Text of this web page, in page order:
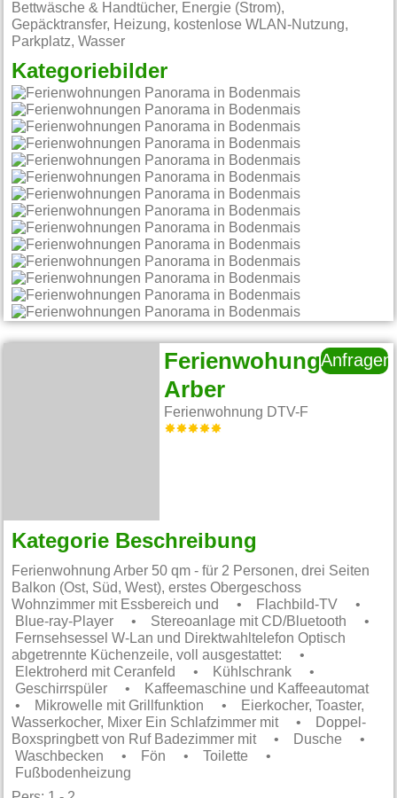
Bettwäsche & Handtücher, Energie (Strom),
Gepäcktransfer, Heizung, kostenlose WLAN-Nutzung,
Parkplatz, Wasser
Kategoriebilder
Ferienwohung
Arber
Ferienwohnung DTV-F
Anfragen
Kategorie Beschreibung
Ferienwohnung Arber 50 qm - für 2 Personen, drei Seiten
Balkon (Ost, Süd, West), erstes Obergeschoss
Wohnzimmer mit Essbereich und • Flachbild-TV •
Blue-ray-Player • Stereoanlage mit CD/Bluetooth •
Fernsehsessel W-Lan und Direktwahltelefon Optisch
abgetrennte Küchenzeile, voll ausgestattet: •
Elektroherd mit Ceranfeld • Kühlschrank •
Geschirrspüler • Kaffeemaschine und Kaffeeautomat
• Mikrowelle mit Grillfunktion • Eierkocher, Toaster,
Wasserkocher, Mixer Ein Schlafzimmer mit • Doppel-
Boxspringbett von Ruf Badezimmer mit • Dusche •
Waschbecken • Fön • Toilette •
Fußbodenheizung